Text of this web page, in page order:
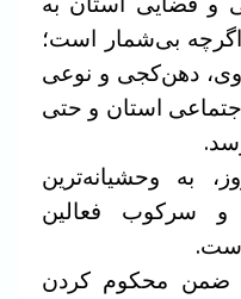
بی‌شمار است؛
وی، دهن‌کجی و نوعی
استان و حتی
به وحشیانه‌ترین
سرکوب فعالین
ضمن محکوم کردن